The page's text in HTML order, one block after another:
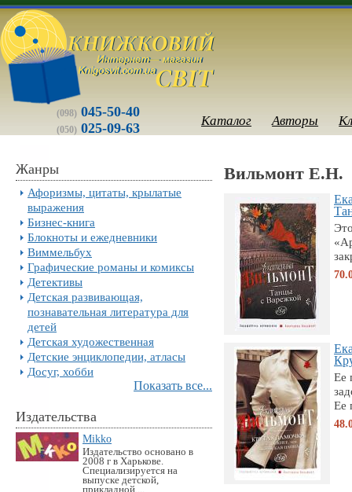
(098) 045-50-40
(050) 025-09-63 Каталог Авторы
Жанры
Афоризмы, цитаты, крылатые
выражения
Бизнес-книга
Блокноты и ежедневники
Виммельбух
Графические романы и комиксы
Детективы
Детская развивающая,
познавательная литература для
детей
Детская художественная
Детские энциклопедии, атласы
Досуг, хобби
Показать все...
Издательства
Mikko
Издательство основано в
2008 г в Харькове.
Специализируется на
выпуске детской,
прикладной,...
Вильмонт Е.Н.
Ее
Ее